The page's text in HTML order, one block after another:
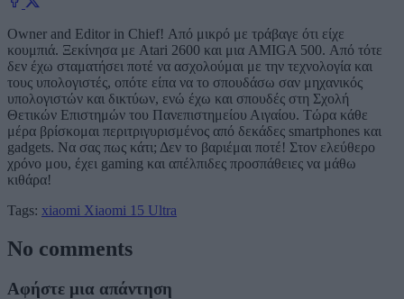
Owner and Editor in Chief! Από μικρό με τράβαγε ότι είχε
κουμπιά. Ξεκίνησα με Atari 2600 και μια AMIGA 500. Από τότε
δεν έχω σταματήσει ποτέ να ασχολούμαι με την τεχνολογία και
τους υπολογιστές, οπότε είπα να το σπουδάσω σαν μηχανικός
υπολογιστών και δικτύων, ενώ έχω και σπουδές στη Σχολή
Θετικών Επιστημών του Πανεπιστημείου Αιγαίου. Τώρα κάθε
μέρα βρίσκομαι περιτριγυρισμένος από δεκάδες smartphones και
gadgets. Να σας πως κάτι; Δεν το βαριέμαι ποτέ! Στον ελεύθερο
χρόνο μου, έχει gaming και απέλπιδες προσπάθειες να μάθω
κιθάρα!
Tags: xiaomi Xiaomi 15 Ultra
No comments
Αφήστε μια απάντηση